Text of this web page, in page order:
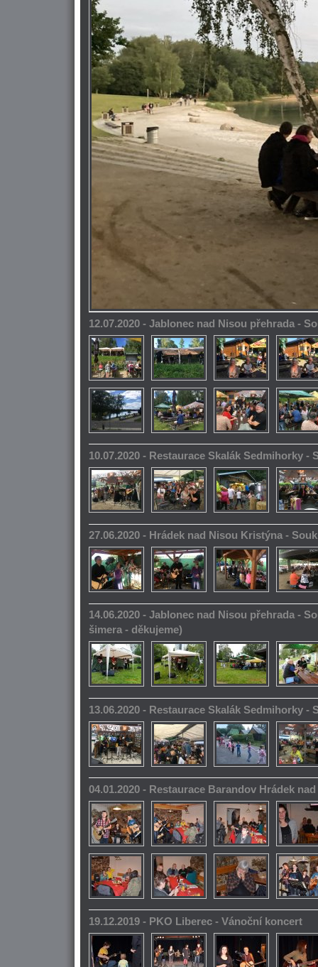
12.07.2020 - Jablonec nad Nisou přehrada -
10.07.2020 - Restaurace Skalák Sedmihorky -
27.06.2020 - Hrádek nad Nisou Kristýna -
14.06.2020 - Jablonec nad Nisou přehrada -
šimera - děkujeme)
13.06.2020 - Restaurace Skalák Sedmihorky -
04.01.2020 - Restaurace Barandov Hrádek
19.12.2019 - PKO Liberec - Vánoční koncert